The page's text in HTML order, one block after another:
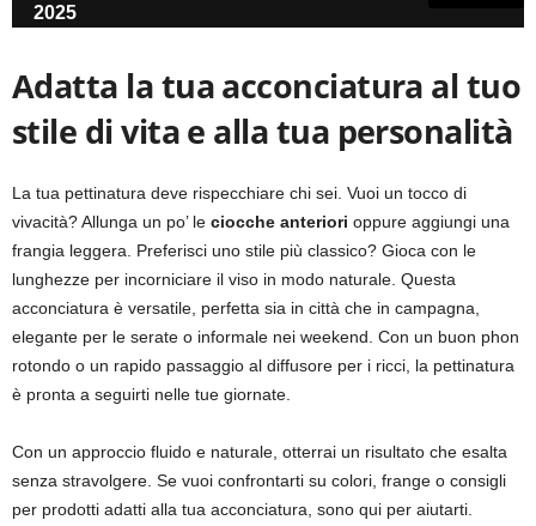
2025
Adatta la tua acconciatura al tuo
stile di vita e alla tua personalità
La tua pettinatura deve rispecchiare chi sei. Vuoi un tocco di
vivacità? Allunga un po’ le ciocche anteriori oppure aggiungi una
frangia leggera. Preferisci uno stile più classico? Gioca con le
lunghezze per incorniciare il viso in modo naturale. Questa
acconciatura è versatile, perfetta sia in città che in campagna,
elegante per le serate o informale nei weekend. Con un buon phon
rotondo o un rapido passaggio al diffusore per i ricci, la pettinatura
è pronta a seguirti nelle tue giornate.
Con un approccio fluido e naturale, otterrai un risultato che esalta
senza stravolgere. Se vuoi confrontarti su colori, frange o consigli
per prodotti adatti alla tua acconciatura, sono qui per aiutarti.